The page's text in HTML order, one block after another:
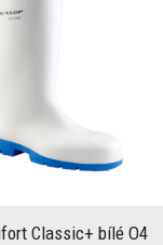
Classic+ bílé O4